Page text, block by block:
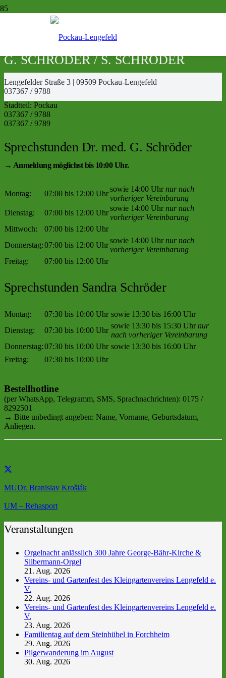
GEMEINSCHAFTSPRAXIS DR. MED.
G. SCHRÖDER / S. SCHRÖDER
Lengefelder Straße 3 | 09509 Pockau-Lengefeld
037367 / 9788
Stadtteil: Pockau
037367 / 9788
037367 / 9789
Sprechstunden Dr. med. G. Schröder
→ Anmeldung möglichst bis 10:00 Uhr.
Montag: 07:00 bis 12:00 Uhr
sowie 14:00 Uhrnur nach
vorheriger Vereinbarung
Dienstag:
07:00 bis 12:00 Uhr
sowie 14:00 Uhrnur nach
vorheriger Vereinbarung
Mittwoch:
07:00 bis 12:00 Uhr
Donnerstag:07:00 bis 12:00 Uhr
sowie 14:00 Uhrnur nach
vorheriger Vereinbarung
Freitag:
07:00 bis 12:00 Uhr
Sprechstunden Sandra Schröder
Montag: 07:30 bis 10:00 Uhr sowie 13:30 bis 16:00 Uhr
Dienstag:
07:30 bis 10:00 Uhr
sowie 13:30 bis 15:30 Uhrnur
nach vorheriger Vereinbarung
Donnerstag:07:30 bis 10:00 Uhr sowie 13:30 bis 16:00 Uhr
Freitag:
07:30 bis 10:00 Uhr
Bestellhotline
(per WhatsApp, Telegramm, SMS, Sprachnachrichten): 0175 /
8292501
→ Bitte unbedingt angeben: Name, Vorname, Geburtsdatum,
Anliegen.
MUDr. Branislav Krošlák
UM – Rehasport
Veranstaltungen
Orgelnacht anlässlich 300 Jahre George-Bähr-Kirche &
Silbermann-Orgel
21. Aug. 2026
Vereins- und Gartenfest des Kleingartenvereins Lengefeld e.
V.
22. Aug. 2026
Vereins- und Gartenfest des Kleingartenvereins Lengefeld e.
V.
23. Aug. 2026
Familientag auf dem Steinhübel in Forchheim
29. Aug. 2026
Pilgerwanderung im August
30. Aug. 2026